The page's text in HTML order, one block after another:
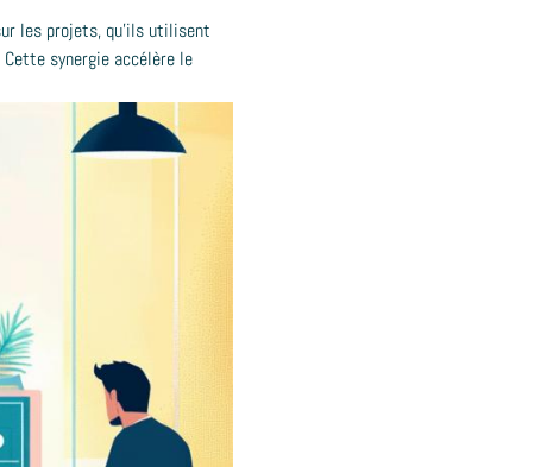
les projets, qu'ils utilisent
synergie accélère le